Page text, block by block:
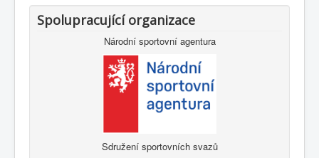
Spolupracující organizace
Národní sportovní agentura
Sdružení sportovních svazů